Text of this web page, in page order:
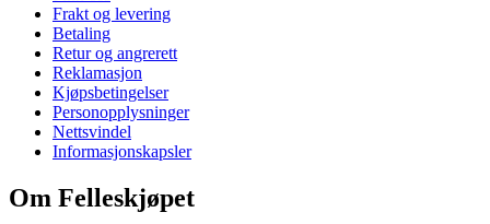
Frakt og levering
Betaling
Retur og angrerett
Reklamasjon
Kjøpsbetingelser
Personopplysninger
Nettsvindel
Informasjonskapsler
Om Felleskjøpet